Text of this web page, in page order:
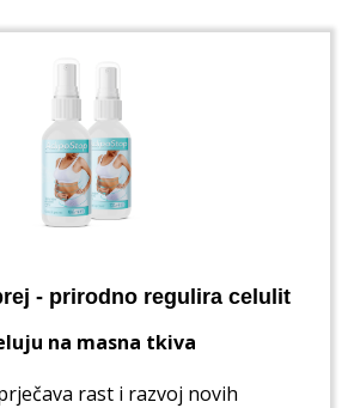
- prirodno regulira celulit
na masna tkiva
rast i razvoj novih